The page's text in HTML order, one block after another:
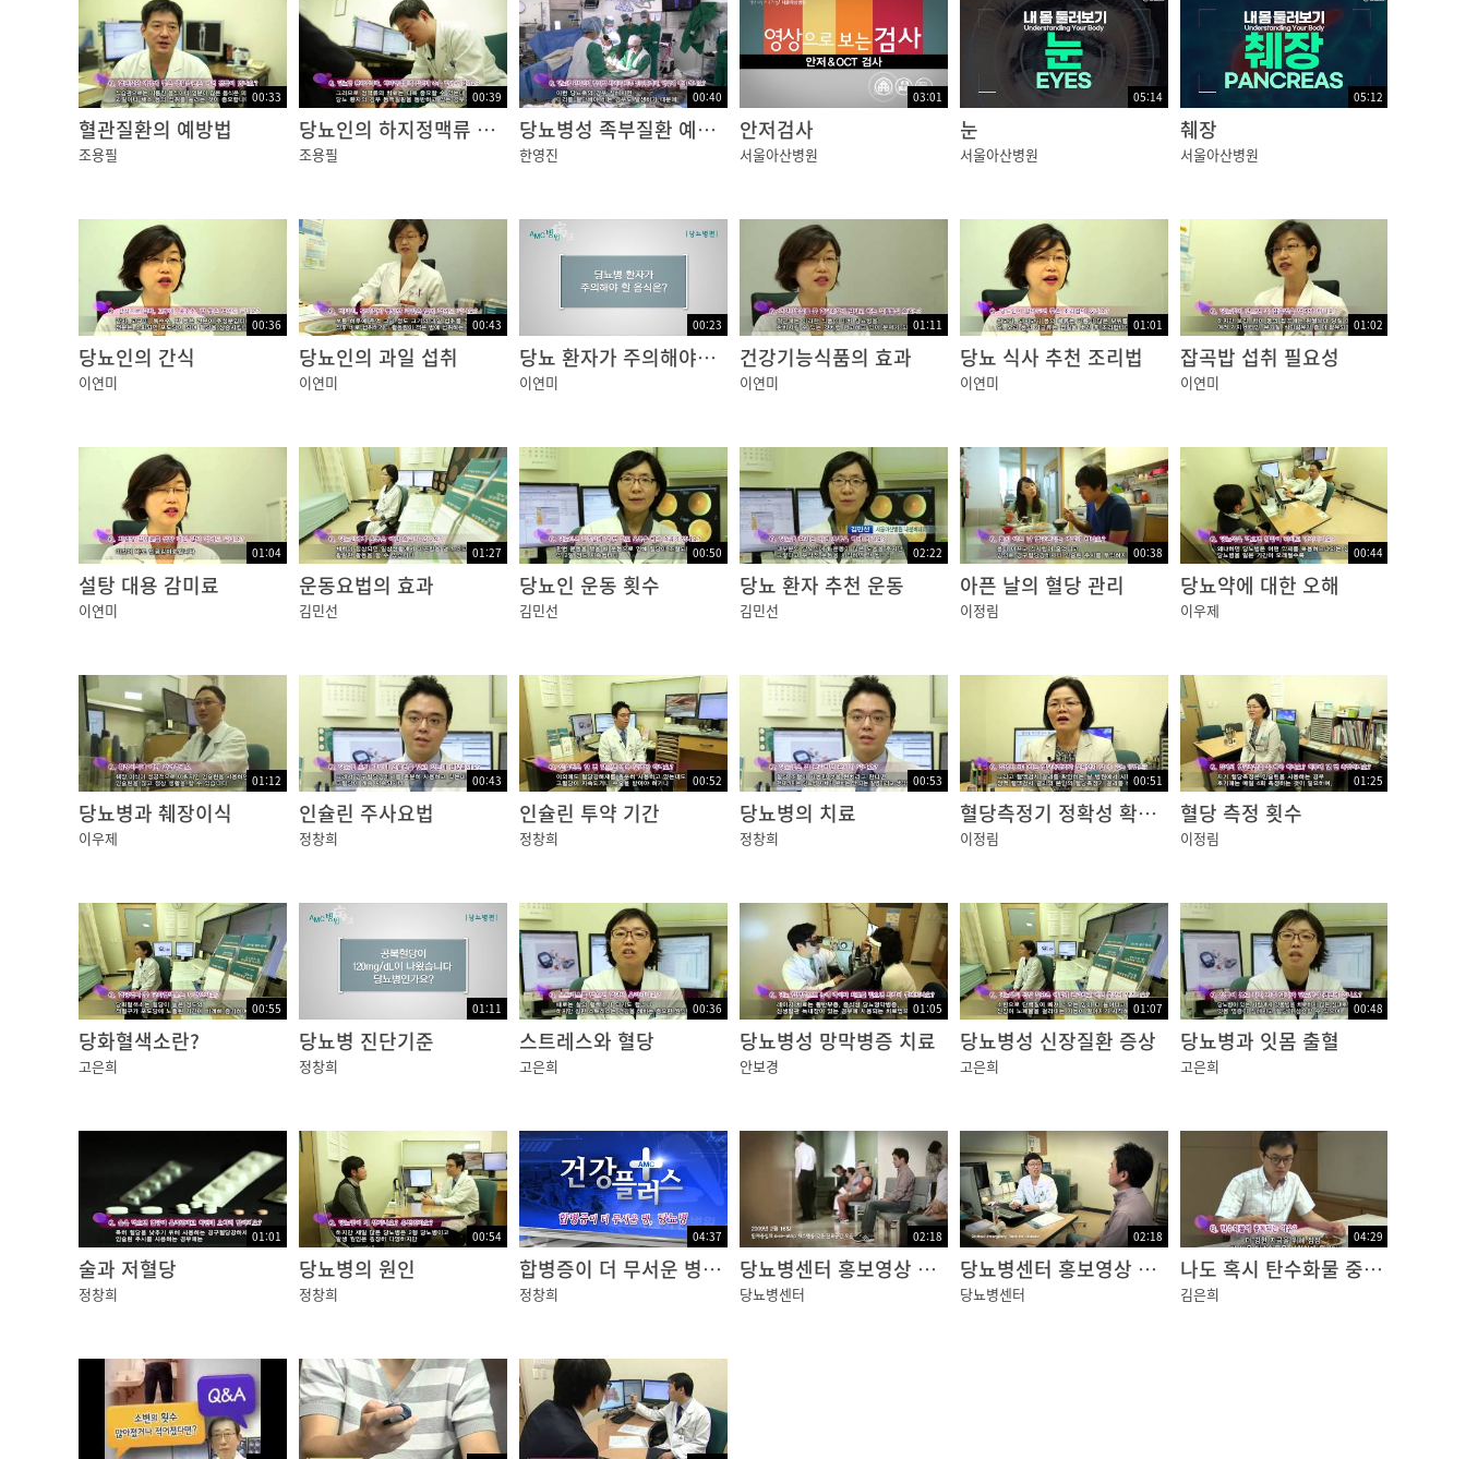
별도로 황반 부종이 동반될 수 있습니다. 비증식 당뇨망막병증은 당뇨망막병증의 초기 단계로 말초 혈관의 순환장애로 혈관이 막히고 망막 내에 출혈이 생
기는 단계를 말합니다.
04:40
가벼운 당뇨망막병증에서는 대개 시력의 이상을 느끼지 못 하지만 황반부종이라고 하는 병적 상태에 이르게 되면 시력에 저하를 느끼게 됩니다. 한편 증식
당뇨망막병증은 망막이나 시신경 표면에 신생혈관이 자라기 시작하는 단계로써 이러한 비정상적인 신생혈관은 안구내 유리체강에 출혈을 일으키고
05:08
망막을 안구 내측으로 망막이 떨어지는 견인망막박리를 일으키기도 합니다. 유리체 출혈로 매체의 혼탁이 심해지거나 황반을 포함하여 망막이 박리되는
경우에는 심각한 시력장애가 나타나고 결국 실명에 이르게 됩니다.
05:34
당뇨망막병증은 당뇨병을 앓은 기간이 길수록 그 빈도가 증가하기 때문에 처음에 당뇨병을 진단받았을 때부터 주기적으로 안저검사를 통해 당뇨병성 망막
06:01
필요에 따라 형광물질을 정맥주사하고 안저 혈관의 영상을 보는 형광 안저검사를 시행하거나 당뇨 황반부종을 정밀하게 진단하기 위하여 광 간섭 단층촬
영을 시행하기도 합니다. 당뇨망막병증의 치료법은 크게 레이저 치료와 수술적 치료로 나뉠 수 있으며
06:30
최근에는 눈 안으로 주사를 놓기도 합니다. 레이저 치료는 황반부종, 증식 당뇨망막병증, 신생혈관 녹내장이 있는 경우에 사용되는 치료법으로 국소 레이
06:48
국소 레이저 치료는 황반부종이 확인되는 경우에 망막의 혈관 누출 부위를 직접 레이저를 이용해 없애는 방법입니다. 또 증식 당뇨망막병증에서는 황반부
를 제외한 나머지 병변부위에 범안저 레이저과응고술을 광범위하게 시행하여 향후 신생혈관으로부터 출혈 가능성을 줄이기도 합니다.
07:16
술해야 하는 단점이 있습니다. 한편 오랫동안 지속되는 유리체 출혈이나 견인 망막박리로 인해 시력이 저하된 경우에는 미세 수술인 유리체 절제술을 시행
하는데
07:45
이 과정을 통해 출혈이 있는 유리체는 제거 되고 안구 내에는 투명한 액체로 치환이 되게 됩니다. 견인 망막 박리로 인하여 망막의 박리가 오랫동안 유지된
경우에는 시력회복이 어려운 경우가 많으므로 가능한 빨리 수술을 결정해야 합니다.
당뇨망막병증이 당뇨병의 합병증인 만큼 원인 질환인 당뇨병의 관리가 필수적입니다. 따라서 철저한 혈당관리가 가장 중요하고 그에 동반되는 고혈압, 고
지혈증, 신장기능 이상 등에 대하여도 정기적으로 관리하는 것이 당뇨망막병증의 악화를 막는데 매우 중요합니다.
08:36
또한 치료에 있어서 가장 중요한 점은 정기적인 안저검사를 실시하여 당뇨망막병증의 발생과 진행을 조기에 발견하는 것입니다. 당뇨망막병증이 있는 것
으로 진단이 되면 단계에 따라서 3-12개월 간격으로 망막 검사가 필요합니다.
08:59
가벼운 비증식 망막병증의 경우 6-12개월에 1번 정도, 심한 비증식 망막병증 혹은 증식 당뇨망막병증은 1-3개월에 1번씩 정기 검사를 받는 것이 필요하며
또한 임신 중에는 당뇨망막병증이 심해질 수 있으므로 3개월에 1번 정도 안저검사를 시행합니다.
00:33
혈관질환의 예방법
조용필
00:39
당뇨인의 하지정맥류 수술
조용필
00:40
당뇨병성 족부질환 예방법
한영진
03:01
안저검사
서울아산병원
05:14
눈
서울아산병원
05:12
췌장
서울아산병원
00:36
당뇨인의 간식
이연미
00:43
당뇨인의 과일 섭취
이연미
00:23
당뇨 환자가 주의해야할 음식
이연미
01:11
건강기능식품의 효과
이연미
01:01
당뇨 식사 추천 조리법
이연미
01:02
잡곡밥 섭취 필요성
이연미
01:04
설탕 대용 감미료
이연미
01:27
운동요법의 효과
김민선
00:50
당뇨인 운동 횟수
김민선
02:22
당뇨 환자 추천 운동
김민선
00:38
아픈 날의 혈당 관리
이정림
00:44
당뇨약에 대한 오해
이우제
01:12
당뇨병과 췌장이식
이우제
00:43
인슐린 주사요법
정창희
00:52
인슐린 투약 기간
정창희
00:53
당뇨병의 치료
정창희
00:51
혈당측정기 정확성 확인법
이정림
01:25
혈당 측정 횟수
이정림
00:55
당화혈색소란?
고은희
01:11
당뇨병 진단기준
정창희
00:36
스트레스와 혈당
고은희
01:05
당뇨병성 망막병증 치료
안보경
01:07
당뇨병성 신장질환 증상
고은희
00:48
당뇨병과 잇몸 출혈
고은희
01:01
술과 저혈당
정창희
00:54
당뇨병의 원인
정창희
04:37
합병증이 더 무서운 병, 당뇨병
정창희
02:18
당뇨병센터 홍보영상 국문
당뇨병센터
02:18
당뇨병센터 홍보영상 영문
당뇨병센터
04:29
나도 혹시 탄수화물 중독?
김은희